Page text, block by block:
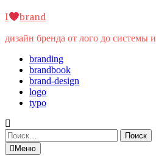
Перейти
содержимому
I brand
дизайн бренда от лого до системы
branding
brandbook
brand-design
logo
typo
Найти:
Меню